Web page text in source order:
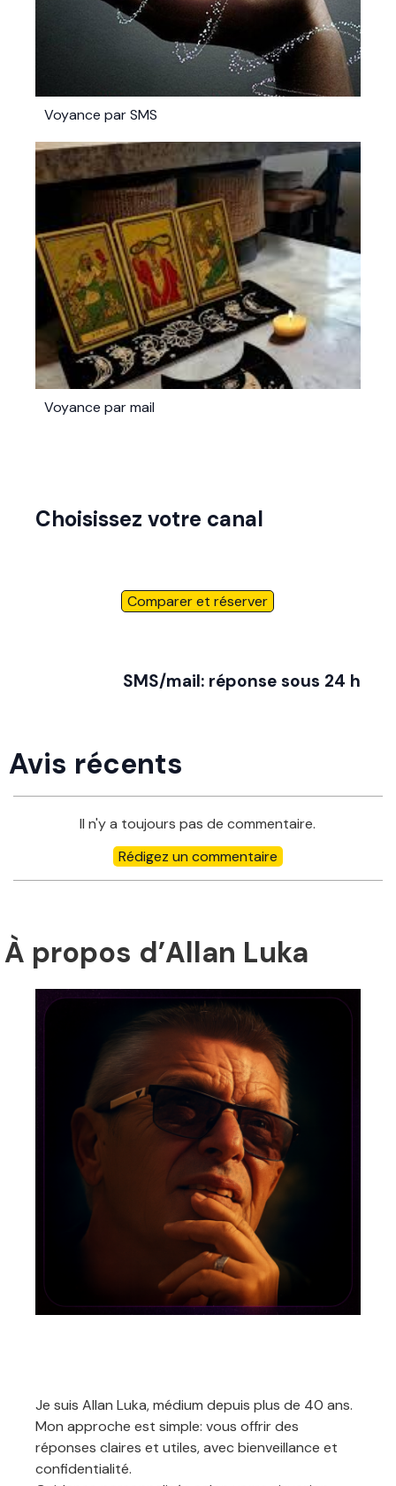
Voyance par SMS
Voyance par mail
Choisissez votre canal
Comparer et réserver
SMS/mail: réponse sous 24 h
Avis récents
Il n'y a toujours pas de commentaire.
À propos d’Allan Luka
Je suis Allan Luka, médium depuis plus de 40 ans.
Mon approche est simple: vous offrir des
réponses claires et utiles, avec bienveillance et
confidentialité.